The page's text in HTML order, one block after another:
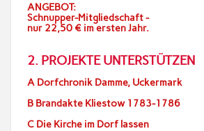
ANGEBOT:
Schnupper-Mitgliedschaft -
nur 22,50 € im ersten Jahr.
2. PROJEKTE UNTERSTÜTZEN
A Dorfchronik Damme, Uckermark
B Brandakte Kliestow 1783-1786
C Die Kirche im Dorf lassen